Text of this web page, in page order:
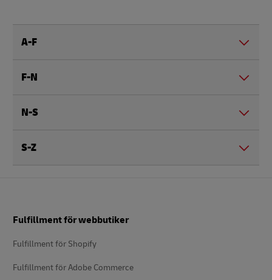
A-F
F-N
N-S
S-Z
Fulfillment för webbutiker
Fulfillment för Shopify
Fulfillment för Adobe Commerce